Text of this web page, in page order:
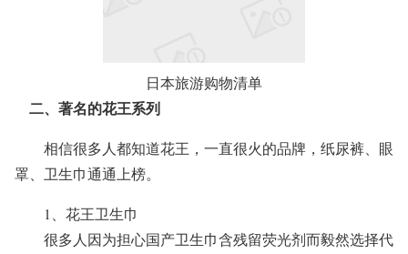
日本旅游购物清单
二、著名的花王系列
相信很多人都知道花王，一直很火的品牌，纸尿裤、眼
罩、卫生巾通通上榜。
1、花王卫生巾
很多人因为担心国产卫生巾含残留荧光剂而毅然选择代